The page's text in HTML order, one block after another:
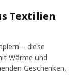
Textilien
– diese
Wärme und
Geschenken,